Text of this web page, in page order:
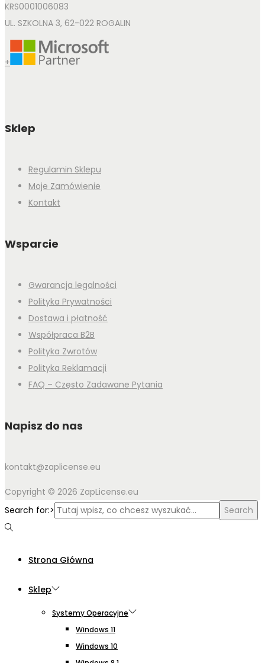
KRS0001006083
UL. SZKOLNA 3, 62-022 ROGALIN
+
Sklep
Regulamin Sklepu
Moje Zamówienie
Kontakt
Wsparcie
Gwarancja legalności
Polityka Prywatności
Dostawa i płatność
Współpraca B2B
Polityka Zwrotów
Polityka Reklamacji
FAQ – Często Zadawane Pytania
Napisz do nas
kontakt@zaplicense.eu
Copyright © 2026 ZapLicense.eu
Search for:>
Search
Strona Główna
Sklep
Systemy Operacyjne
Windows 11
Windows 10